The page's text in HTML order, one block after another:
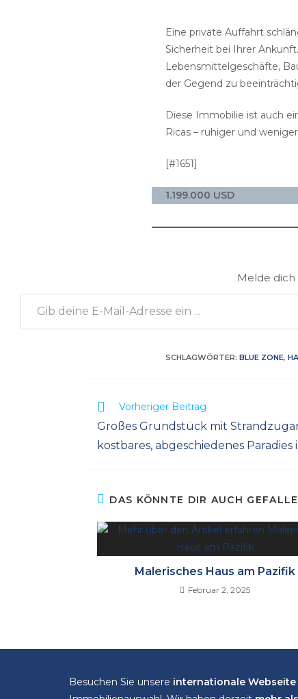
Eine private Auffahrt
Sicherheit bei Ihrer
Lebensmittelgeschäfte,
der Gegend zu
Diese Immobilie ist auch
Ricas – ruhiger und
[#1651]
1.199.000 USD
Melde
Gib deine E-Mail-Adresse ein ...
SCHLAGWÖRTER: BLUE ZONE,
Weitere
Artikel
ansehen
Vorheriger Beitrag
Großes Grundstück mit
kostbares, abgeschiedenes Paradies
DAS KÖNNTE DIR AUCH
Malerisches Haus am Pazifik
Februar 2, 2025
Besuchen Sie unsere internationale Webseite